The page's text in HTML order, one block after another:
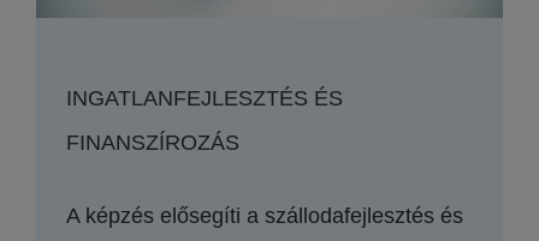
INGATLANFEJLESZTÉS ÉS
FINANSZÍROZÁS
A képzés elősegíti a szállodafejlesztés és